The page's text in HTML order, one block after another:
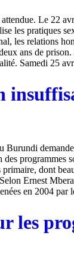
Le 22
les pratiques
les relations
ans de
Samedi 25
programmes
primaire, dont
Ernest
en 2004
les